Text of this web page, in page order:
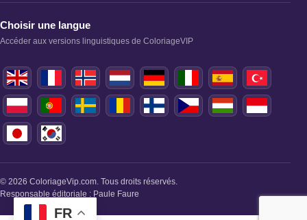
Choisir une langue
Accéder aux versions linguistiques de ColoriageVIP
© 2026 ColoriageVip.com. Tous droits réservés.
Responsable éditoriale : Paule Faure
FR